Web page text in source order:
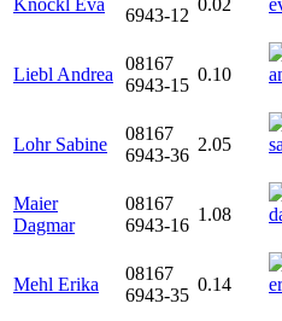
Knöckl Eva
6943-12
0.02
Liebl Andrea
08167
6943-15
0.10
Lohr Sabine
08167
6943-36
2.05
Maier
Dagmar
08167
6943-16
1.08
Mehl Erika
08167
6943-35
0.14